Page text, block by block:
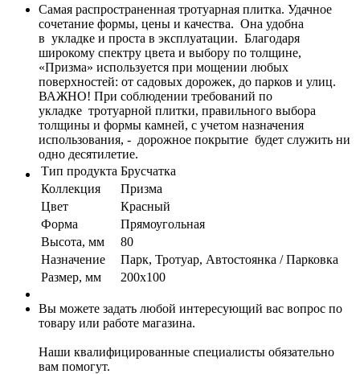
Самая распространенная тротуарная плитка. Удачное
сочетание формы, цены и качества. Она удобна
в укладке и проста в эксплуатации. Благодаря
широкому спектру цвета и выбору по толщине,
«Призма» используется при мощении любых
поверхностей: от садовых дорожек, до парков и улиц.
ВАЖНО! При соблюдении требований по
укладке тротуарной плитки, правильного выбора
толщины и формы камней, с учетом назначения
использования, - дорожное покрытие будет служить ни
одно десятилетие.
Тип продукта Брусчатка
Коллекция
Призма
Цвет
Красный
Форма
Прямоугольная
Высота, мм
80
Назначение
Парк, Тротуар, Автостоянка / Парковка
Размер, мм
200х100
Вы можете задать любой интересующий вас вопрос по
товару или работе магазина.
Наши квалифицированные специалисты обязательно
вам помогут.